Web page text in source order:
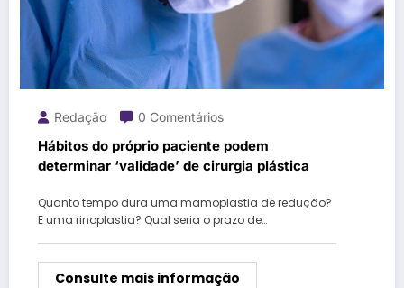
Redação 0 Comentários
Hábitos do próprio paciente podem
determinar ‘validade’ de cirurgia plástica
Quanto tempo dura uma mamoplastia de redução?
E uma rinoplastia? Qual seria o prazo de…
Consulte mais informação